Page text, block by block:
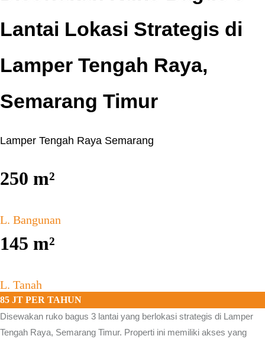
Lantai Lokasi Strategis di
Lamper Tengah Raya,
Semarang Timur
Lamper Tengah Raya Semarang
250 m²
L. Bangunan
145 m²
L. Tanah
85 JT PER TAHUN
Disewakan ruko bagus 3 lantai yang berlokasi strategis di Lamper
Tengah Raya, Semarang Timur. Properti ini memiliki akses yang